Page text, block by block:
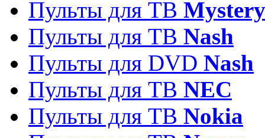
Пульты для ТВ Mystery
Пульты для ТВ Nash
Пульты для DVD Nash
Пульты для ТВ NEC
Пульты для ТВ Nokia